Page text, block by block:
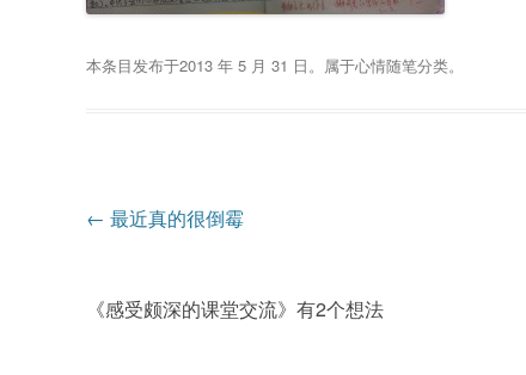
本条目发布于2013 年 5 月 31 日。属于心情随笔分类。
文
导
← 最近真的很倒霉
《感受颇深的课堂交流》有2个想法